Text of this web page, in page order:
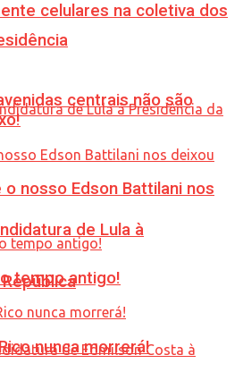
de Lula à
celulares na coletiva dos
centrais não são
o nosso Edson Battilani nos
tempo antigo!
nunca morrerá!